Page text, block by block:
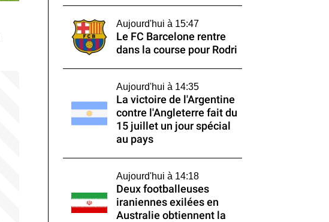
Aujourd'hui à 15:47
Le FC Barcelone rentre
dans la course pour Rodri
Aujourd'hui à 14:35
La victoire de l'Argentine
contre l'Angleterre fait du
15 juillet un jour spécial
au pays
Aujourd'hui à 14:18
Deux footballeuses
iraniennes exilées en
Australie obtiennent la